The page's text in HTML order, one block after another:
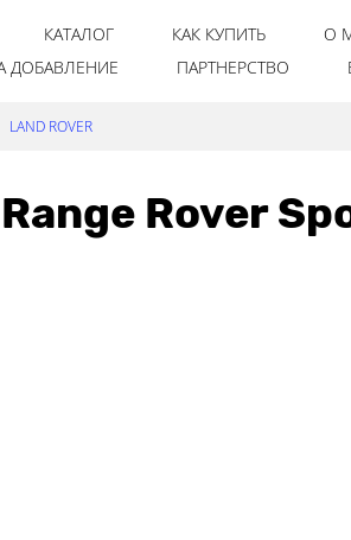
КАТАЛОГ КАК КУПИТЬ О
ДОБАВЛЕНИЕ
ПАРТНЕРСТВО
LAND ROVER
Rover